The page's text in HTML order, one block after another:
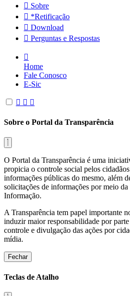
Sobre
*Retificação
Download
Perguntas e Respostas
Home
Fale Conosco
E-Sic
Sobre o Portal da Transparência
O Portal da Transparência é uma
propicia o controle social pelos
informações públicas do mesmo, além
solicitações de informações por meio
Informação.
A Transparência tem papel importante
induzir maior responsabilidade por
controle e divulgação das ações por
mídia.
Fechar
Teclas de Atalho